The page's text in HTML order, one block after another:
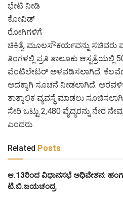
ಭೇಟಿ ನೀಡಿ
ಕೋವಿಡ್
ರೋಗಿಗಳಿಗೆ
ಚಿಕಿತ್ಸೆ, ಮೂಲಸೌಕರ್ಯವನ್ನು ಸಚಿವರು
ತಿಂಗಳಲ್ಲಿ ಪ್ರತಿ ತಾಲೂಕು ಆಸ್ಪತ್ರೆಯಲ್ಲಿ
ವೆಂಟಿಲೇಟರ್ ಅಳವಡಿಸಲಾಗಿದೆ. ಕೆಲವೆಡೆ
ಅದಕ್ಕಾಗಿ ಸೂಚನೆ ನೀಡಲಾಗಿದೆ.
ತಾತ್ಕಾಲಿಕ ವ್ಯವಸ್ಥೆ ಮಾಡಲು
ಸೇರಿ ಒಟ್ಟು 2,480 ವೈದ್ಯರನ್ನು ನೇರ
ಎಂದರು.
Related Posts
ಆ.13ರಿಂದ ವಿಧಾನಸಭೆ ಅಧಿವೇಶನ:
ಟಿ.ಬಿ.ಜಯಚಂದ್ರ